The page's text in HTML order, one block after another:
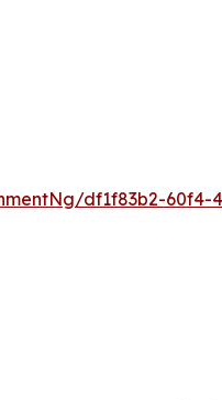
df1f83b2-60f4-